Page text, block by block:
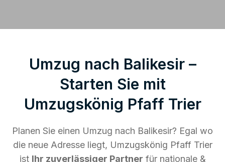
Umzug nach Balikesir –
Starten Sie mit
Umzugskönig Pfaff Trier
Planen Sie einen Umzug nach Balikesir? Egal wo
die neue Adresse liegt, Umzugskönig Pfaff Trier
ist Ihr zuverlässiger Partner für nationale &